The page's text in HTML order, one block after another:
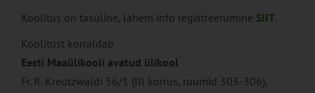
Koolitus on tasuline, lähem info registreerumine SIIT.
Koolitust korraldab
Eesti Maaülikooli avatud ülikool​
Fr. R. Kreutzwaldi 56/1 (III korrus, ruumid 303-306),